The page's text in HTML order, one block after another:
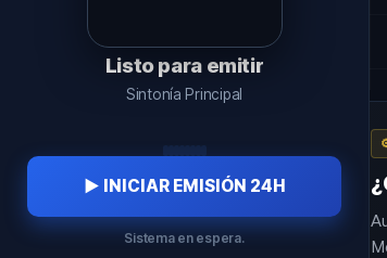
Listo para emitir
Sintonía Principal
▶ INICIAR EMISIÓN 24H
Sistema en espera.